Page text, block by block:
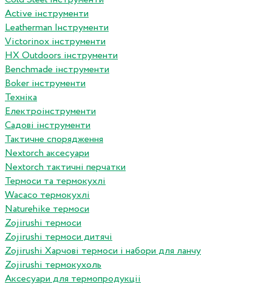
Active інструменти
Leatherman Інструменти
Victorinox інструменти
HX Outdoors інструменти
Benchmade інструменти
Boker інструменти
Техніка
Електроінструменти
Садові інструменти
Тактичне спорядження
Nextorch аксесуари
Nextorch тактичні перчатки
Термоси та термокухлі
Wacaco термокухлі
Naturehike термоси
Zojirushi термоси
Zojirushi термоси дитячі
Zojirushi Харчові термоси і набори для ланчу
Zojirushi термокухоль
Аксесуари для термопродукціі